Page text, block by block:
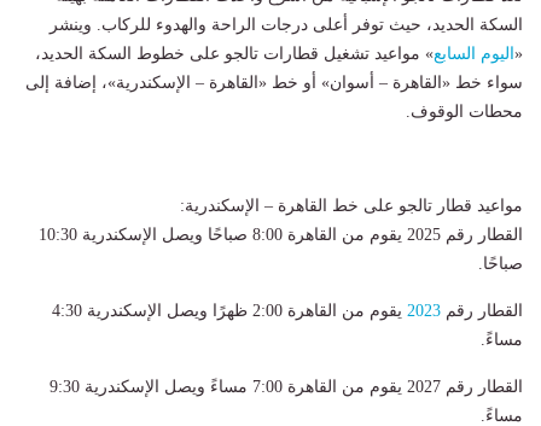
السكة الحديد، حيث توفر أعلى درجات الراحة والهدوء للركاب. وينشر
«اليوم السابع» مواعيد تشغيل قطارات تالجو على خطوط السكة الحديد،
سواء خط «القاهرة – أسوان» أو خط «القاهرة – الإسكندرية»، إضافة إلى
محطات الوقوف.
مواعيد قطار تالجو على خط القاهرة – الإسكندرية:
القطار رقم 2025 يقوم من القاهرة 8:00 صباحًا ويصل الإسكندرية 10:30
صباحًا.
القطار رقم 2023
يقوم من القاهرة 2:00 ظهرًا ويصل الإسكندرية 4:30
مساءً.
القطار رقم 2027 يقوم من القاهرة 7:00 مساءً ويصل الإسكندرية 9:30
مساءً.